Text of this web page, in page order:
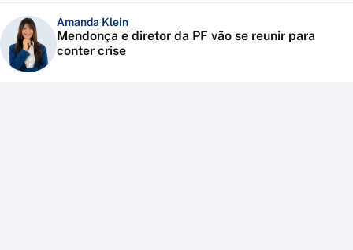
Amanda Klein
Mendonça e diretor da PF vão se reunir para
conter crise